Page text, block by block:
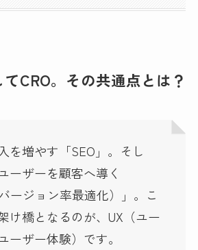
てCRO。その共通点とは？
を増やす「SEO」。そし
ーザーを顧客へ導く
ージョン率最適化）」。こ
け橋となるのが、UX（ユー
ーザー体験）です。